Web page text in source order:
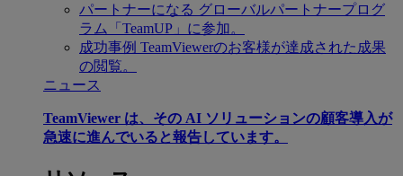
パートナーになる グローバルパートナープログ
ラム「TeamUP」に参加。
成功事例 TeamViewerのお客様が達成された成果
の閲覧。
ニュース
TeamViewer は、その AI ソリューションの顧客導入が
急速に進んでいると報告しています。